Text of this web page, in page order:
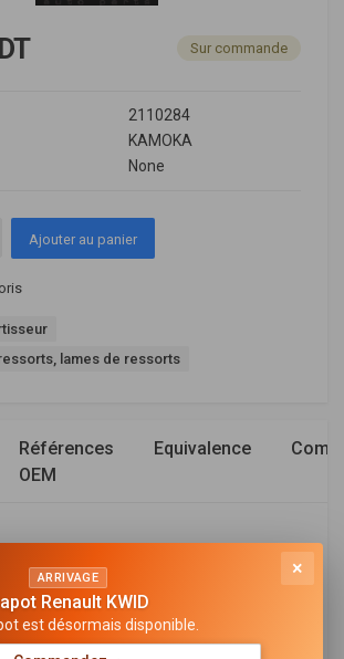
Sur commande
2110284
KAMOKA
None
Ajouter au panier
lames de ressorts
Références
OEM
Equivalence
×
ARRIVAGE
Renault KWID
est désormais disponible.